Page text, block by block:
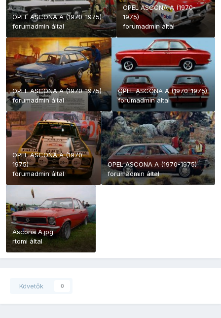
OPEL ASCONA A (1970-1975)
forumadmin által
OPEL ASCONA A (1970-
1975)
forumadmináltal
OPEL ASCONA A (1970-1975)
forumadmináltal
OPEL ASCONA A (1970-1975)
forumadmináltal
OPEL ASCONA A (1970-
1975)
forumadmináltal
OPEL ASCONA A (1970-1975)
forumadmin által
Ascona A.jpg
rtomiáltal
Követők 0